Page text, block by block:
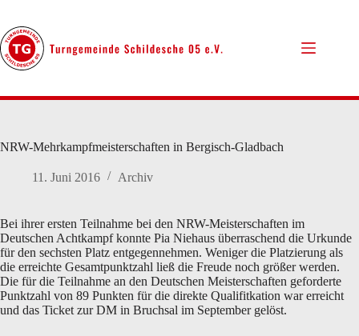
springen
NRW-Mehrkampfmeisterschaften in Bergisch-Gladbach
11. Juni 2016 Archiv
Bei ihrer ersten Teilnahme bei den NRW-Meisterschaften im
Deutschen Achtkampf konnte Pia Niehaus überraschend die Urkunde
für den sechsten Platz entgegennehmen. Weniger die Platzierung als
die erreichte Gesamtpunktzahl ließ die Freude noch größer werden.
Die für die Teilnahme an den Deutschen Meisterschaften geforderte
Punktzahl von 89 Punkten für die direkte Qualifitkation war erreicht
und das Ticket zur DM in Bruchsal im September gelöst.